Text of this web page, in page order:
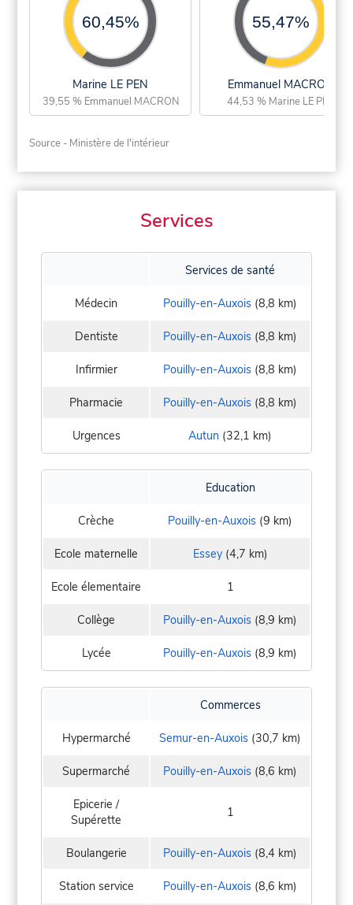
60,45%
Marine LE PEN
39,55 % Emmanuel MACRON
55,47%
Emmanuel MACRON
44,53 % Marine LE PEN
Source - Ministère de l'intérieur
Services
Services de santé
Médecin Pouilly-en-Auxois (8,8 km)
Dentiste Pouilly-en-Auxois (8,8 km)
Infirmier Pouilly-en-Auxois (8,8 km)
Pharmacie Pouilly-en-Auxois (8,8 km)
Urgences Autun (32,1 km)
Education
Crèche Pouilly-en-Auxois (9 km)
Ecole maternelle Essey(4,7 km)
Ecole élementaire 1
Collège Pouilly-en-Auxois (8,9 km)
Lycée Pouilly-en-Auxois (8,9 km)
Commerces
Hypermarché Semur-en-Auxois (30,7 km)
Supermarché Pouilly-en-Auxois (8,6 km)
Epicerie /
Supérette
1
Boulangerie Pouilly-en-Auxois (8,4 km)
Station service Pouilly-en-Auxois (8,6 km)